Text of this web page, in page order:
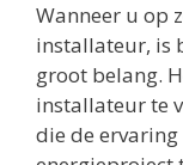
Wanneer u op
installateur, is
groot belang.
installateur te
die de